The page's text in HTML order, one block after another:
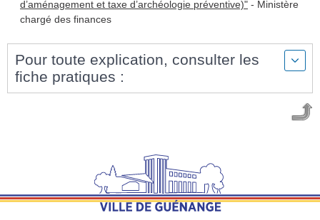
d’aménagement et taxe d’archéologie préventive)" - Ministère
chargé des finances
Pour toute explication, consulter les
fiche pratiques :